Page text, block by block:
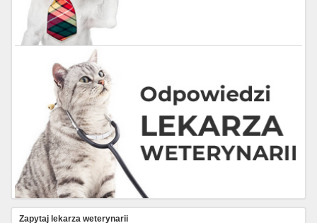
Zapytaj lekarza weterynarii